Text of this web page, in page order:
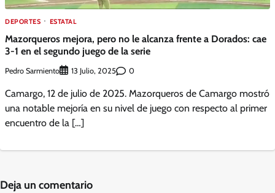
DEPORTES ESTATAL
Mazorqueros mejora, pero no le alcanza frente a Dorados: cae
3-1 en el segundo juego de la serie
Pedro Sarmiento 13 Julio, 2025 0
Camargo, 12 de julio de 2025. Mazorqueros de Camargo mostró
una notable mejoría en su nivel de juego con respecto al primer
encuentro de la […]
Deja un comentario